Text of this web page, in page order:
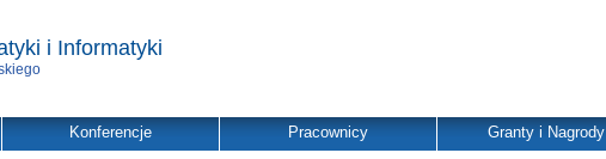
i Informatyki
Konferencje Pracownicy Granty i Nagrody